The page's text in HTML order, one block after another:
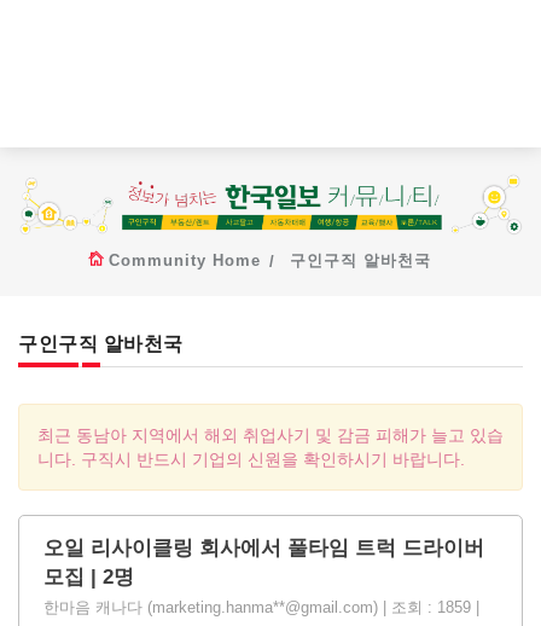
Community Home 구인구직 알바천국
구인구직 알바천국
최근 동남아 지역에서 해외 취업사기 및 감금 피해가 늘고 있습
니다. 구직시 반드시 기업의 신원을 확인하시기 바랍니다.
오일 리사이클링 회사에서 풀타임 트럭 드라이버
모집 | 2명
한마음 캐나다 (marketing.hanma**@gmail.com) | 조회 : 1859 |